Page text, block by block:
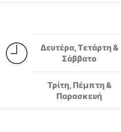
Δευτέρα, Τετάρτη &
Σάββατο
Τρίτη, Πέμπτη &
Παρασκευή